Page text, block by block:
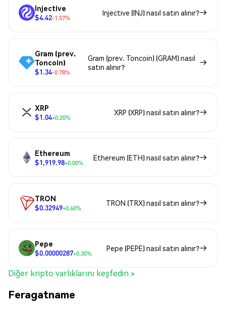
Injective
$4.42-1.57%
Injective (INJ) nasıl satın alınır?
Gram (prev.
Toncoin)
$1.34-0.78%
Gram (prev. Toncoin) (GRAM) nasıl
satın alınır?
XRP
$1.04+0.20%
XRP (XRP) nasıl satın alınır?
Ethereum
$1,919.98+0.00%
Ethereum (ETH) nasıl satın alınır?
TRON
$0.32949+0.60%
TRON (TRX) nasıl satın alınır?
Pepe
$0.00000287+0.30%
Pepe (PEPE) nasıl satın alınır?
Diğer kripto varlıklarını keşfedin >
Feragatname